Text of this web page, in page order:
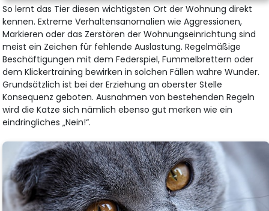
So lernt das Tier diesen wichtigsten Ort der Wohnung direkt
kennen. Extreme Verhaltensanomalien wie Aggressionen,
Markieren oder das Zerstören der Wohnungseinrichtung sind
meist ein Zeichen für fehlende Auslastung. Regelmäßige
Beschäftigungen mit dem Federspiel, Fummelbrettern oder
dem Klickertraining bewirken in solchen Fällen wahre Wunder.
Grundsätzlich ist bei der Erziehung an oberster Stelle
Konsequenz geboten. Ausnahmen von bestehenden Regeln
wird die Katze sich nämlich ebenso gut merken wie ein
eindringliches „Nein!“.